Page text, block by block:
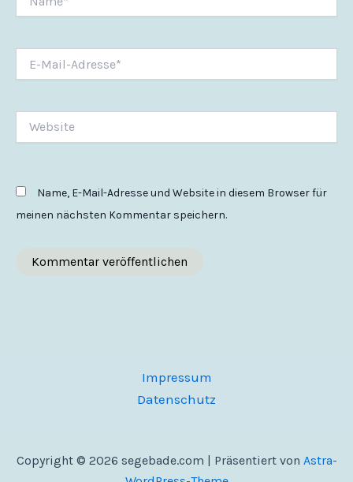
Mail-
Name, E-Mail-Adresse und Website in diesem Browser für
meinen nächsten Kommentar speichern.
Impressum
Datenschutz
Copyright © 2026 segebade.com | Präsentiert von Astra-